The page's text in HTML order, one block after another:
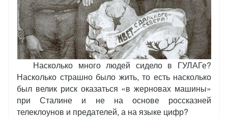
Насколько много людей сидело в ГУЛАГе?
Насколько страшно было жить, то есть насколько
был велик риск оказаться «в жерновах машины»
при Сталине и не на основе россказней
телеклоунов и предателей, а на языке цифр?